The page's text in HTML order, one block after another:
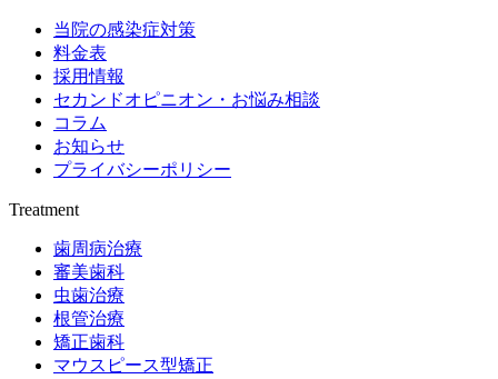
当院の感染症対策
料金表
採用情報
セカンドオピニオン・お悩み相談
コラム
お知らせ
プライバシーポリシー
Treatment
歯周病治療
審美歯科
虫歯治療
根管治療
矯正歯科
マウスピース型矯正